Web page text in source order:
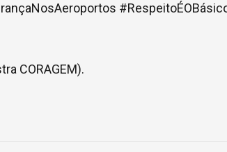
CORAGEM).